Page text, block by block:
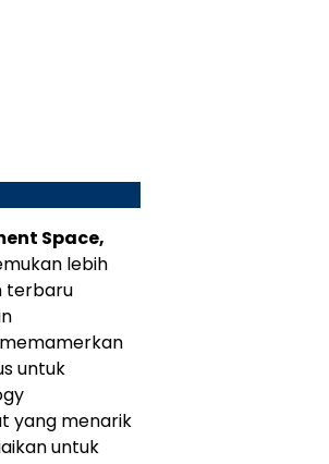
Space,
lebih
terbaru
untuk
yang menarik
untuk